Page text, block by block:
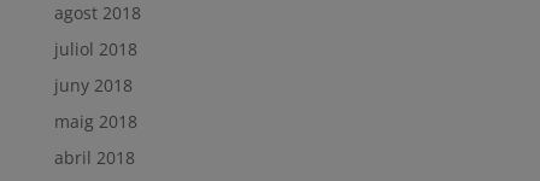
agost 2018
juliol 2018
juny 2018
maig 2018
abril 2018